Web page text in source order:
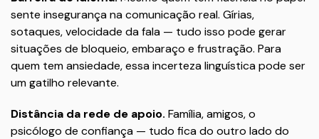
sente insegurança na comunicação real. Gírias,
sotaques, velocidade da fala — tudo isso pode gerar
situações de bloqueio, embaraço e frustração. Para
quem tem ansiedade, essa incerteza linguística pode ser
um gatilho relevante.
Distância da rede de apoio. Família, amigos, o
psicólogo de confiança — tudo fica do outro lado do